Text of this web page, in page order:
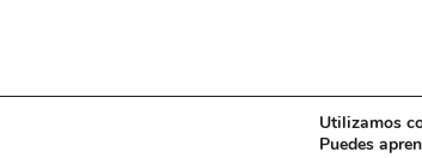
Copyright © 2026 Planes en Madrid:
Utilizamos
Puedes